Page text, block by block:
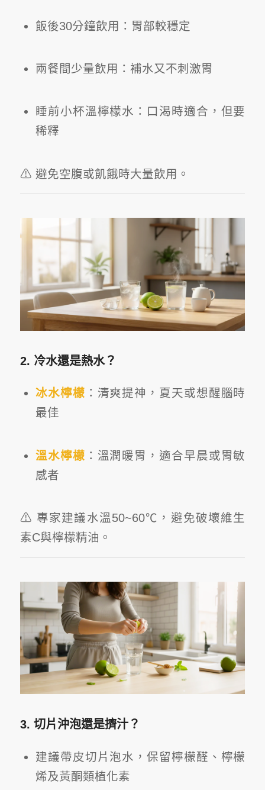
飯後30分鐘飲用：胃部較穩定
兩餐間少量飲用：補水又不刺激胃
睡前小杯溫檸檬水：口渴時適合，但要
稀釋
⚠ 避免空腹或飢餓時大量飲用。
2. 冷水還是熱水？
冰水檸檬 ：清爽提神，夏天或想醒腦時
最佳
溫水檸檬 ：溫潤暖胃，適合早晨或胃敏
感者
⚠ 專家建議水溫50~60℃，避免破壞維生
素C與檸檬精油。
3. 切片沖泡還是擠汁？
建議帶皮切片泡水，保留檸檬醛、檸檬
烯及黃酮類植化素